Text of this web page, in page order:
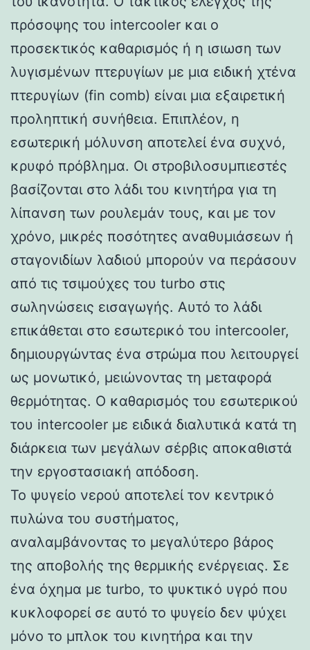
πρόσοψης του intercooler και ο
προσεκτικός καθαρισμός ή η ισιωση των
λυγισμένων πτερυγίων με μια ειδική χτένα
πτερυγίων (fin comb) είναι μια εξαιρετική
προληπτική συνήθεια. Επιπλέον, η
εσωτερική μόλυνση αποτελεί ένα συχνό,
κρυφό πρόβλημα. Οι στροβιλοσυμπιεστές
βασίζονται στο λάδι του κινητήρα για τη
λίπανση των ρουλεμάν τους, και με τον
χρόνο, μικρές ποσότητες αναθυμιάσεων ή
σταγονιδίων λαδιού μπορούν να περάσουν
από τις τσιμούχες του turbo στις
σωληνώσεις εισαγωγής. Αυτό το λάδι
επικάθεται στο εσωτερικό του intercooler,
δημιουργώντας ένα στρώμα που λειτουργεί
ως μονωτικό, μειώνοντας τη μεταφορά
θερμότητας. Ο καθαρισμός του εσωτερικού
του intercooler με ειδικά διαλυτικά κατά τη
διάρκεια των μεγάλων σέρβις αποκαθιστά
την εργοστασιακή απόδοση.
Το ψυγείο νερού αποτελεί τον κεντρικό
πυλώνα του συστήματος,
αναλαμβάνοντας το μεγαλύτερο βάρος
της αποβολής της θερμικής ενέργειας. Σε
ένα όχημα με turbo, το ψυκτικό υγρό που
κυκλοφορεί σε αυτό το ψυγείο δεν ψύχει
μόνο το μπλοκ του κινητήρα και την